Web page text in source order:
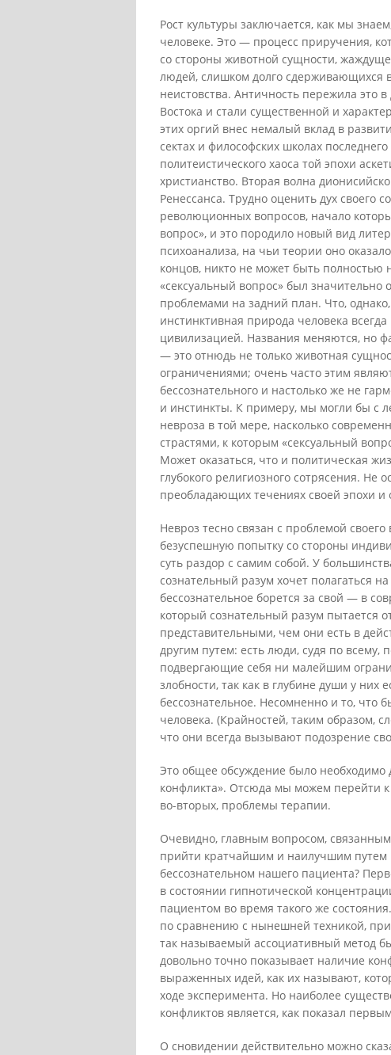
Рост культуры заключается, как мы
человеке. Это — процесс приручения,
со стороны животной сущности,
людей, слишком долго сдерживающихся
неистовства. Античность пережила это
Востока и стали существенной и
этих оргий внес немалый вклад в
сектах и философских школах
политеистического хаоса той эпохи
христианство. Вторая волна
Ренессанса. Трудно оценить дух своего
революционных вопросов, начало
вопрос», и это породило новый вид
психоанализа, на чьи теории оно
концов, никто не может быть полностью
«сексуальный вопрос» был
проблемами на задний план. Что,
инстинктивная природа человека
цивилизацией. Названия меняются, но
— это отнюдь не только животная
ограничениями; очень часто этим
бессознательного и настолько же не
и инстинкты. К примеру, мы могли бы с
невроза в той мере, насколько
страстями, к которым «сексуальный
Может оказаться, что и политическая
глубокого религиозного сотрясения. Не
преобладающих течениях своей эпохи и
Невроз тесно связан с проблемой
безуспешную попытку со стороны
суть раздор с самим собой. У
сознательный разум хочет полагаться
бессознательное борется за свой — в
который сознательный разум пытается
представительными, чем они есть в
другим путем: есть люди, судя по
подвергающие себя ни малейшим
злобности, так как в глубине души у них
бессознательное. Несомненно и то, что
человека. (Крайностей, таким образом,
что они всегда вызывают подозрение
Это общее обсуждение было необходимо
конфликта». Отсюда мы можем перейти
во-вторых, проблемы терапии.
Очевидно, главным вопросом,
прийти кратчайшим и наилучшим путем
бессознательном нашего пациента?
в состоянии гипнотической
пациентом во время такого же
по сравнению с нынешней техникой,
так называемый ассоциативный метод
довольно точно показывает наличие
выраженных идей, как их называют,
ходе эксперимента. Но наиболее
конфликтов является, как показал
О сновидении действительно можно